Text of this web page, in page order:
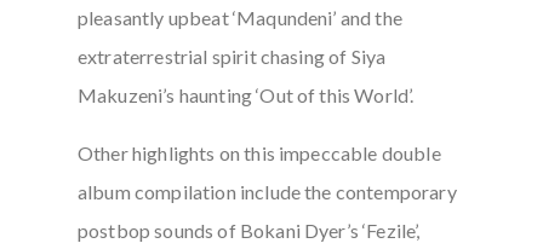
pleasantly upbeat ‘Maqundeni’ and the
extraterrestrial spirit chasing of Siya
Makuzeni’s haunting ‘Out of this World’.
Other highlights on this impeccable double
album compilation include the contemporary
postbop sounds of Bokani Dyer’s ‘Fezile’,